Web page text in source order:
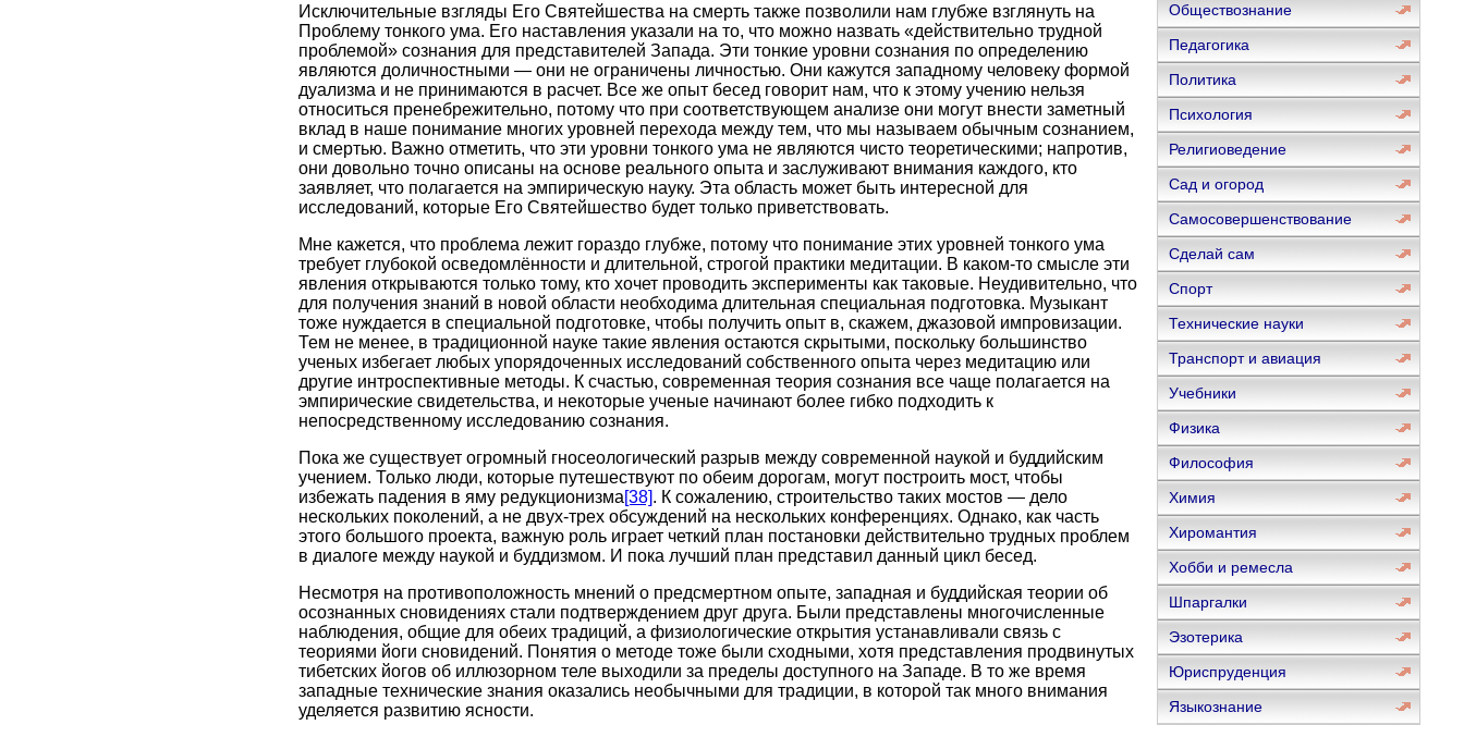
Исключительные взгляды Его Святейшества на смерть также позволили нам глубже взглянуть на
Проблему тонкого ума. Его наставления указали на то, что можно назвать «действительно трудной
проблемой» сознания для представителей Запада. Эти тонкие уровни сознания по определению
являются доличностными — они не ограничены личностью. Они кажутся западному человеку формой
дуализма и не принимаются в расчет. Все же опыт бесед говорит нам, что к этому учению нельзя
относиться пренебрежительно, потому что при соответствующем анализе они могут внести заметный
вклад в наше понимание многих уровней перехода между тем, что мы называем обычным сознанием,
и смертью. Важно отметить, что эти уровни тонкого ума не являются чисто теоретическими; напротив,
они довольно точно описаны на основе реального опыта и заслуживают внимания каждого, кто
заявляет, что полагается на эмпирическую науку. Эта область может быть интересной для
исследований, которые Его Святейшество будет только приветствовать.
Мне кажется, что проблема лежит гораздо глубже, потому что понимание этих уровней тонкого ума
требует глубокой осведомлённости и длительной, строгой практики медитации. В каком-то смысле эти
явления открываются только тому, кто хочет проводить эксперименты как таковые. Неудивительно, что
для получения знаний в новой области необходима длительная специальная подготовка. Музыкант
тоже нуждается в специальной подготовке, чтобы получить опыт в, скажем, джазовой импровизации.
Тем не менее, в традиционной науке такие явления остаются скрытыми, поскольку большинство
ученых избегает любых упорядоченных исследований собственного опыта через медитацию или
другие интроспективные методы. К счастью, современная теория сознания все чаще полагается на
эмпирические свидетельства, и некоторые ученые начинают более гибко подходить к
непосредственному исследованию сознания.
Пока же существует огромный гносеологический разрыв между современной наукой и буддийским
учением. Только люди, которые путешествуют по обеим дорогам, могут построить мост, чтобы
избежать падения в яму редукционизма[38]. К сожалению, строительство таких мостов — дело
нескольких поколений, а не двух-трех обсуждений на нескольких конференциях. Однако, как часть
этого большого проекта, важную роль играет четкий план постановки действительно трудных проблем
в диалоге между наукой и буддизмом. И пока лучший план представил данный цикл бесед.
Несмотря на противоположность мнений о предсмертном опыте, западная и буддийская теории об
осознанных сновидениях стали подтверждением друг друга. Были представлены многочисленные
наблюдения, общие для обеих традиций, а физиологические открытия устанавливали связь с
теориями йоги сновидений. Понятия о методе тоже были сходными, хотя представления продвинутых
тибетских йогов об иллюзорном теле выходили за пределы доступного на Западе. В то же время
западные технические знания оказались необычными для традиции, в которой так много внимания
уделяется развитию ясности.
Обществознание
Педагогика
Политика
Психология
Религиоведение
Сад и огород
Самосовершенствование
Сделай сам
Спорт
Технические науки
Транспорт и авиация
Учебники
Физика
Философия
Химия
Хиромантия
Хобби и ремесла
Шпаргалки
Эзотерика
Юриспруденция
Языкознание